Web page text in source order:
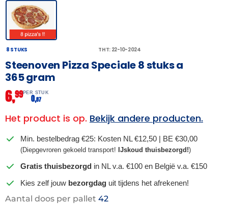
8 STUKS THT: 22-10-2024
Steenoven Pizza Speciale 8 stuks a
365 gram
6,99PER STUK
0,87
Het product is op. Bekijk andere producten.
Min. bestelbedrag €25: Kosten NL €12,50 | BE €30,00
(Diepgevroren gekoeld transport! IJskoud thuisbezorgd!)
Gratis thuisbezorgd in NL v.a. €100 en België v.a. €150
Kies zelf jouw bezorgdag uit tijdens het afrekenen!
Aantal doos per pallet 42